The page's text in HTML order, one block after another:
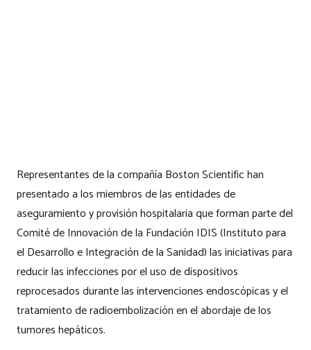
Representantes de la compañía Boston Scientific han
presentado a los miembros de las entidades de
aseguramiento y provisión hospitalaria que forman parte del
Comité de Innovación de la Fundación IDIS (Instituto para
el Desarrollo e Integración de la Sanidad) las iniciativas para
reducir las infecciones por el uso de dispositivos
reprocesados durante las intervenciones endoscópicas y el
tratamiento de radioembolización en el abordaje de los
tumores hepáticos.